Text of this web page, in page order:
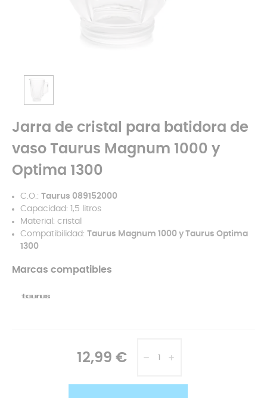
Jarra de cristal para batidora de
vaso Taurus Magnum 1000 y
Optima 1300
C.O.: Taurus 089152000
Capacidad: 1,5 litros
Material: cristal
Compatibilidad: Taurus Magnum 1000 y Taurus Optima
1300
Marcas compatibles
12,99 €